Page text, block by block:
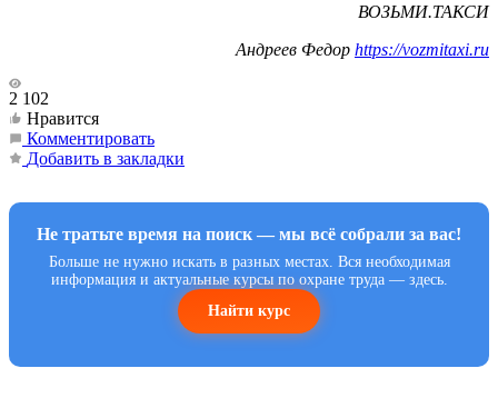
ВОЗЬМИ.ТАКСИ
Андреев Федор https://vozmitaxi.ru
2 102
Нравится
Комментировать
Добавить в закладки
Не тратьте время на поиск — мы всё собрали за вас!
Больше не нужно искать в разных местах. Вся необходимая
информация и актуальные курсы по охране труда — здесь.
Найти курс